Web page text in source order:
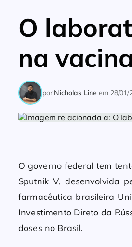
O
na
por Nicholas Line em 28/01/
O governo federal tem
Sputnik V, desenvolvida
farmacêutica brasileira
Investimento Direto da
doses no Brasil.